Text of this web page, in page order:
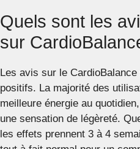
Quels sont les
sur
Les avis sur le
positifs. La majorité des
meilleure énergie au
une sensation de légèreté.
les effets prennent 3 à 4